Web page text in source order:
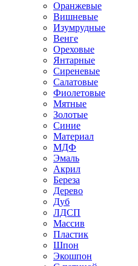
Оранжевые
Вишневые
Изумрудные
Венге
Ореховые
Янтарные
Сиреневые
Салатовые
Фиолетовые
Мятные
Золотые
Синие
Материал
МДФ
Эмаль
Акрил
Береза
Дерево
Дуб
ЛДСП
Массив
Пластик
Шпон
Экошпон